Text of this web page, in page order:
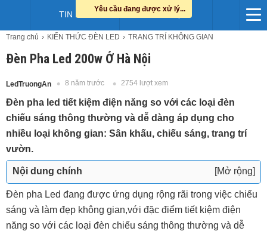
TIN LED HỖ TRỢ
Trang chủ KIẾN THỨC ĐÈN LED TRANG TRÍ KHÔNG GIAN
Đèn Pha Led 200w Ở Hà Nội
LedTruongAn 8 năm trước 2754 lượt xem
Đèn pha led tiết kiệm điện năng so với các loại đèn
chiếu sáng thông thường và dễ dàng áp dụng cho
nhiều loại không gian: Sân khấu, chiếu sáng, trang trí
vườn.
Nội dung chính
[Mở rộng]
Đèn pha led là gì?
Cấu tạo đèn pha led
Địa chỉ cung cấp đèn pha led 200w tại hà nội
Đèn pha Led đang được ứng dụng rộng rãi trong việc chiếu
sáng và làm đẹp không gian,với đặc điểm tiết kiệm điện
năng so với các loại đèn chiếu sáng thông thường và dễ
Yêu cầu đang được xử lý...